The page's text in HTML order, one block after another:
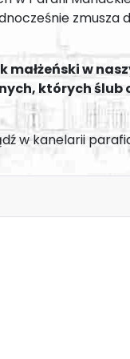
zmusza
w
których
w kanelarii